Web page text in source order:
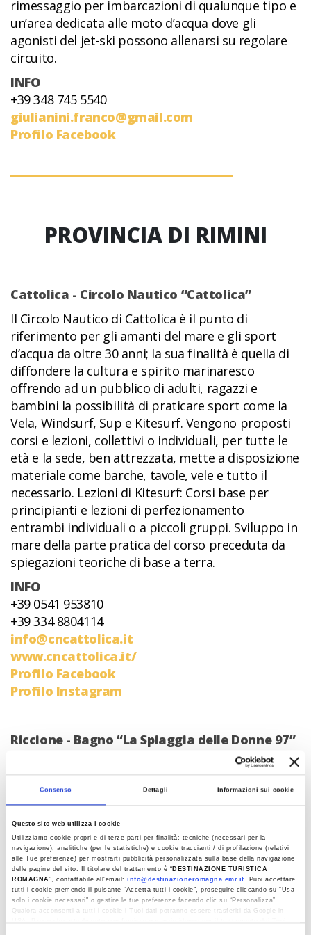
Consenso Dettagli Informazioni sui cookie
Questo sito web utilizza i cookie
Utilizziamo cookie propri e di terze parti per finalità: tecniche (necessari per la
navigazione), analitiche (per le statistiche) e cookie traccianti / di profilazione (relativi
alle Tue preferenze) per mostrarti pubblicità personalizzata sulla base della navigazione
delle pagine del sito. Il titolare del trattamento è “ DESTINAZIONE TURISTICA
ROMAGNA”, contattabile all'email:info@destinazioneromagna.emr.it. Puoi accettare
tutti i cookie premendo il pulsante “Accetta tutti i cookie”, proseguire cliccando su “Usa
solo i cookie necessari" o gestire le tue preferenze facendo clic su “Personalizza”.
Qualora acconsenti a tutti i cookie i Tuoi dati potranno essere trasferiti da Google in
rimessaggio per imbarcazioni di qualunque tipo e
un’area dedicata alle moto d’acqua dove gli
agonisti del jet-ski possono allenarsi su regolare
circuito.
INFO
+39 348 745 5540
giulianini.franco@gmail.com
Profilo Facebook
PROVINCIA DI RIMINI
Cattolica - Circolo Nautico “Cattolica”
Il Circolo Nautico di Cattolica è il punto di
riferimento per gli amanti del mare e gli sport
d’acqua da oltre 30 anni; la sua finalità è quella di
diffondere la cultura e spirito marinaresco
offrendo ad un pubblico di adulti, ragazzi e
bambini la possibilità di praticare sport come la
Vela, Windsurf, Sup e Kitesurf. Vengono proposti
corsi e lezioni, collettivi o individuali, per tutte le
età e la sede, ben attrezzata, mette a disposizione
materiale come barche, tavole, vele e tutto il
necessario. Lezioni di Kitesurf: Corsi base per
principianti e lezioni di perfezionamento
entrambi individuali o a piccoli gruppi. Sviluppo in
mare della parte pratica del corso preceduta da
spiegazioni teoriche di base a terra.
INFO
+39 0541 953810
+39 334 8804114
info@cncattolica.it
www.cncattolica.it/
Profilo Facebook
Profilo Instagram
Riccione - Bagno “La Spiaggia delle Donne 97”
Lo stabilimento balneare “La Spiaggia delle Donne
caratteristica conduzione completamente
1946. Tra le tante proposte è possibile: noleggiare
gommoni a motore senza patente nautica;
seguire corsi di scuola Vela, Sup, Windsurf,
Kitesurf o partecipare a lezioni di piadina
romagnola in spiaggia. Presso “La Spiaggia delle
Donne” è possibile seguire un corso di Kitesurf: